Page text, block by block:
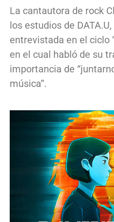
La cantautora de rock
los estudios de
entrevistada en el ciclo
en el cual habló de su
importancia de
música”.